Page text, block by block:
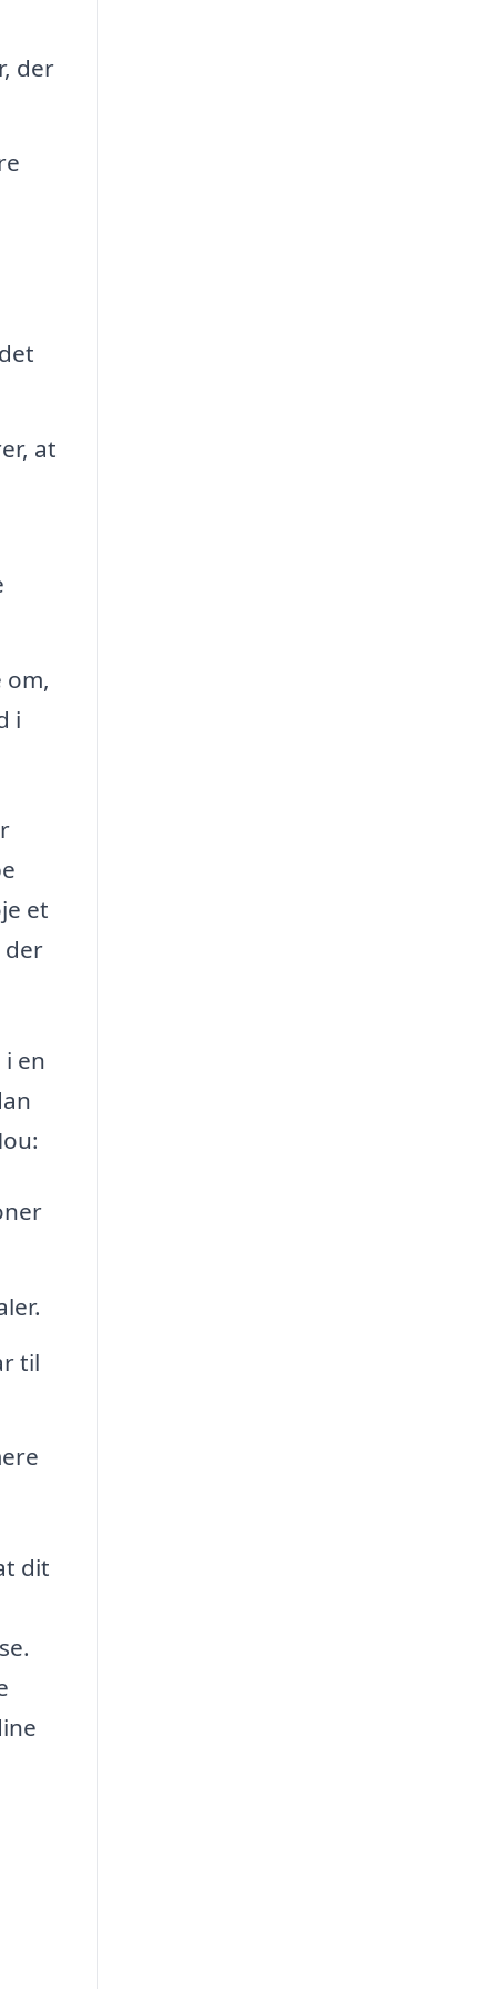
der
at
om,
i
et
der
en
til
dit